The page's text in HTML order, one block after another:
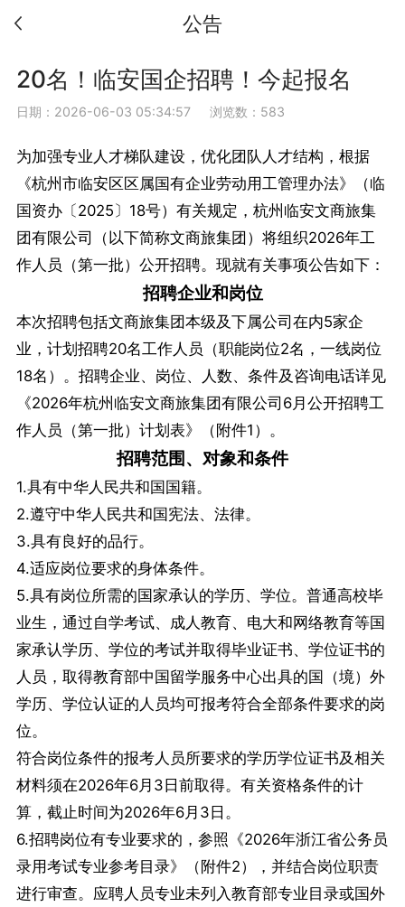
公告
20名！临安国企招聘！今起报名
日期：2026-06-03 05:34:57浏览数：583
为加强专业人才梯队建设，优化团队人才结构，根据
《杭州市临安区区属国有企业劳动用工管理办法》（临
国资办〔2025〕18号）有关规定，杭州临安文商旅集
团有限公司（以下简称文商旅集团）将组织2026年工
作人员（第一批）公开招聘。现就有关事项公告如下：
招聘企业和岗位
本次招聘包括文商旅集团本级及下属公司在内5家企
业，计划招聘20名工作人员（职能岗位2名，一线岗位
18名）。招聘企业、岗位、人数、条件及咨询电话详见
《2026年杭州临安文商旅集团有限公司6月公开招聘工
作人员（第一批）计划表》（附件1）。
招聘范围、对象和条件
1.具有中华人民共和国国籍。
2.遵守中华人民共和国宪法、法律。
3.具有良好的品行。
4.适应岗位要求的身体条件。
5.具有岗位所需的国家承认的学历、学位。普通高校毕
业生，通过自学考试、成人教育、电大和网络教育等国
家承认学历、学位的考试并取得毕业证书、学位证书的
人员，取得教育部中国留学服务中心出具的国（境）外
学历、学位认证的人员均可报考符合全部条件要求的岗
位。
符合岗位条件的报考人员所要求的学历学位证书及相关
材料须在2026年6月3日前取得。有关资格条件的计
算，截止时间为2026年6月3日。
6.招聘岗位有专业要求的，参照《2026年浙江省公务员
录用考试专业参考目录》（附件2），并结合岗位职责
进行审查。应聘人员专业未列入教育部专业目录或国外